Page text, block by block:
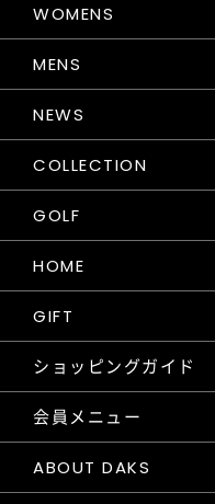
WOMENS
MENS
NEWS
COLLECTION
GOLF
HOME
GIFT
ショッピングガイド
会員メニュー
ABOUT DAKS